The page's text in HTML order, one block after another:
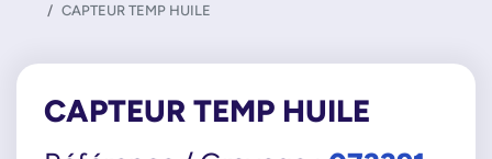
CAPTEUR TEMP HUILE
CAPTEUR TEMP HUILE